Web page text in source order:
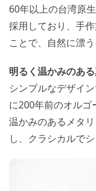
60年以上の台湾原
採用しており、手
ことで、自然に漂
明るく温かみのあ
シンプルなデザイ
に200年前のオルゴ
温かみのあるメタ
し、クラシカルで